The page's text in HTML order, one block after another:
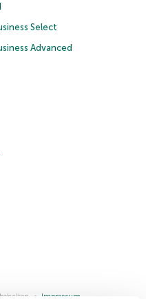
Select
Advanced
Impressum